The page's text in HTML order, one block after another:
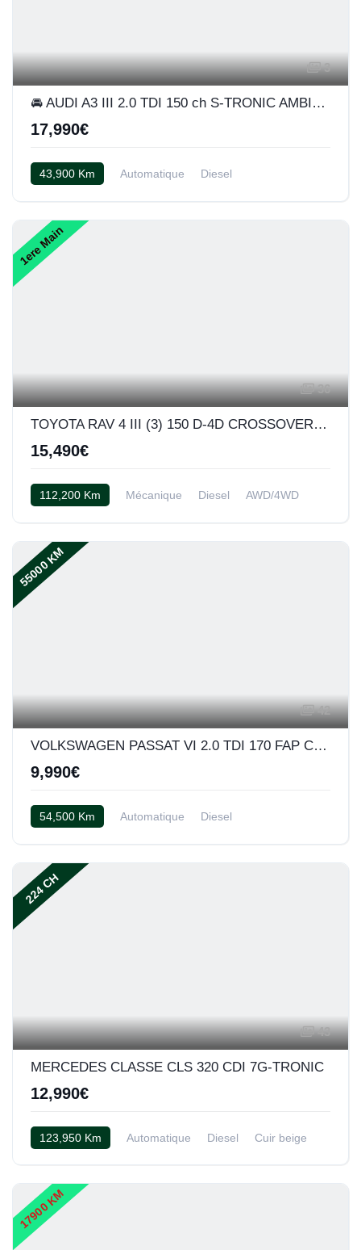
3
🚘 AUDI A3 III 2.0 TDI 150 ch S-TRONIC AMBIENTE
17,990€
43,900 Km Automatique
Diesel
1ere Main
36
TOYOTA RAV 4 III (3) 150 D-4D CROSSOVER EXCLUSIVE AWD
15,490€
112,200 Km Mécanique Diesel
AWD/4WD
55000 KM
42
VOLKSWAGEN PASSAT VI 2.0 TDI 170 FAP CARAT DSG
9,990€
54,500 Km Automatique
Diesel
224 CH
43
MERCEDES CLASSE CLS 320 CDI 7G-TRONIC
12,990€
123,950 Km Automatique Diesel Cuir beige
17900 KM